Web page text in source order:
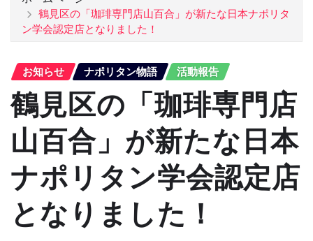
鶴見区の「珈琲専門店山百合」が新たな日本ナポリタ
ン学会認定店となりました！
お知らせ ナポリタン物語 活動報告
鶴見区の「珈琲専門店
山百合」が新たな日本
ナポリタン学会認定店
となりました！